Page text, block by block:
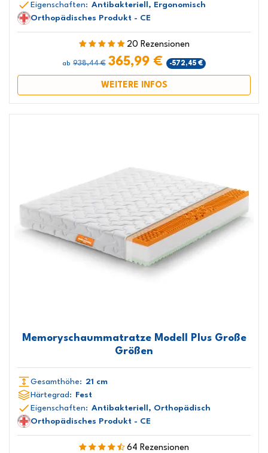
Eigenschaften: Antibakteriell, Ergonomisch
Orthopädisches Produkt - CE
20 Rezensionen
ab 938,44 € 365,99 € -572,45 €
WEITERE INFOS
Memoryschaummatratze Modell Plus Große
Größen
Gesamthöhe: 21 cm
Härtegrad: Fest
Eigenschaften: Antibakteriell, Orthopädisch
Orthopädisches Produkt - CE
64 Rezensionen